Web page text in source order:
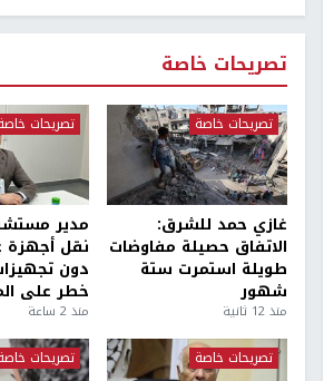
تصريحات خاصة
تصريحات خاصة
غازي حمد للشرق:
الاتفاق حصيلة مفاوضات
طويلة استمرت ستة
شهور
منذ 12 ثانية
تصريحات
مدير
نقل أجهزة
دون
خطر على
منذ 2 ساعة
تصريحات خاصة تصريحات